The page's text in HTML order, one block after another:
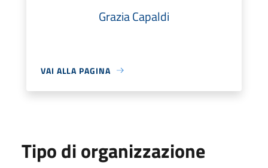
Grazia Capaldi
VAI ALLA PAGINA
Tipo di organizzazione